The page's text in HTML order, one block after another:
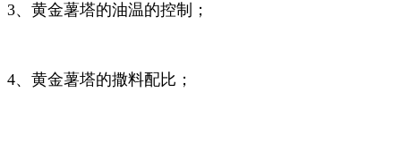
3、 黄金薯塔的油温的控制 ；
4、 黄金薯塔的撒料配比；